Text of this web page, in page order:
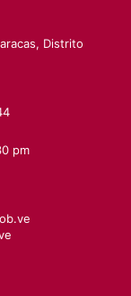
Distrito
pm